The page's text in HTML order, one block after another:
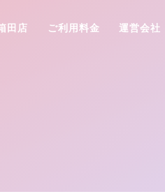
田店 ご利用料金 運営会社